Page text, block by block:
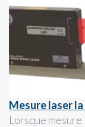
Mesure laser
Lorsque